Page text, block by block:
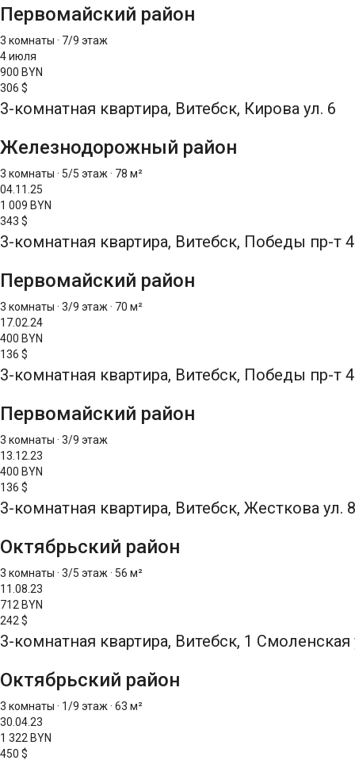
Первомайский район
3 комнаты · 7/9 этаж
4 июля
900 BYN
306 $
3-комнатная квартира, Витебск, Кирова ул. 6
Железнодорожный район
3 комнаты · 5/5 этаж · 78 м²
04.11.25
1 009 BYN
343 $
3-комнатная квартира, Витебск, Победы пр-т 4
Первомайский район
3 комнаты · 3/9 этаж · 70 м²
17.02.24
400 BYN
136 $
3-комнатная квартира, Витебск, Победы пр-т 4
Первомайский район
3 комнаты · 3/9 этаж
13.12.23
400 BYN
136 $
3-комнатная квартира, Витебск, Жесткова ул. 8
Октябрьский район
3 комнаты · 3/5 этаж · 56 м²
11.08.23
712 BYN
242 $
3-комнатная квартира, Витебск, 1 Смоленская
Октябрьский район
3 комнаты · 1/9 этаж · 63 м²
30.04.23
1 322 BYN
450 $